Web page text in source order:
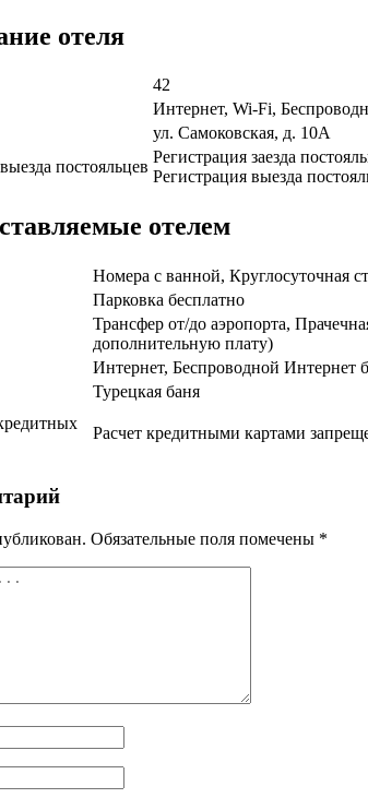
отеля
42
Интернет, Wi-Fi,
ул. Самоковская, д. 10А
постояльцев
Регистрация заезда
Регистрация выезда
отелем
Номера с ванной, Круглосуточная
Парковка бесплатно
Трансфер от/до аэропорта,
дополнительную плату)
Интернет, Беспроводной Интернет
Турецкая баня
Расчет кредитными картами
Обязательные поля помечены *